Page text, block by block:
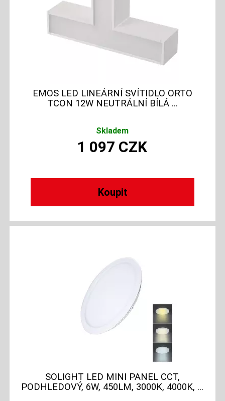
EMOS LED LINEÁRNÍ SVÍTIDLO ORTO
TCON 12W NEUTRÁLNÍ BÍLÁ ...
Skladem
1 097 CZK
SOLIGHT LED MINI PANEL CCT,
PODHLEDOVÝ, 6W, 450LM, 3000K, 4000K, ...